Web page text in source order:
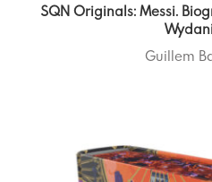
SQN Originals: Messi.
Guillem